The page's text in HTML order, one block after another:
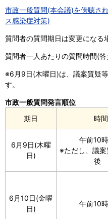
市政一般質問(本会議)を傍聴さ
ス感染症対策)
質問者の質問期日は変更になる
質問者一人あたりの質問時間(
※6月9日(木曜日)は、議案質疑
す。
期日 時間
市政一般質問発言順位
6月9日(木曜
日)
午前10
※ただし、議案
後
6月10日(金曜
日)
午前10